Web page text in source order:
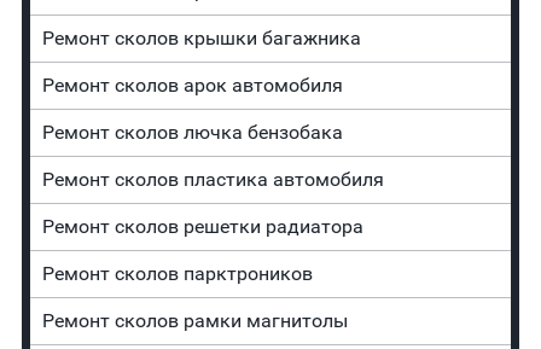
Ремонт сколов крышки багажника
Ремонт сколов арок автомобиля
Ремонт сколов лючка бензобака
Ремонт сколов пластика автомобиля
Ремонт сколов решетки радиатора
Ремонт сколов парктроников
Ремонт сколов рамки магнитолы